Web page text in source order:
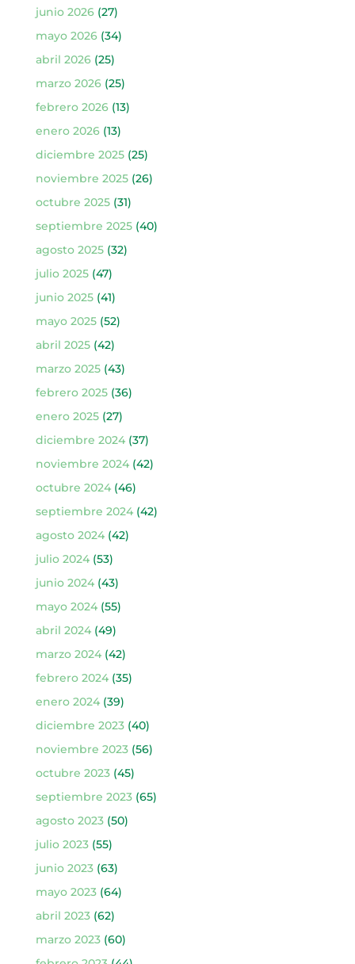
junio 2026(27)
mayo 2026(34)
abril 2026(25)
marzo 2026(25)
febrero 2026(13)
enero 2026(13)
diciembre 2025(25)
noviembre 2025(26)
octubre 2025(31)
septiembre 2025(40)
agosto 2025(32)
julio 2025(47)
junio 2025(41)
mayo 2025(52)
abril 2025(42)
marzo 2025(43)
febrero 2025(36)
enero 2025(27)
diciembre 2024(37)
noviembre 2024(42)
octubre 2024(46)
septiembre 2024(42)
agosto 2024(42)
julio 2024(53)
junio 2024(43)
mayo 2024(55)
abril 2024(49)
marzo 2024(42)
febrero 2024(35)
enero 2024(39)
diciembre 2023(40)
noviembre 2023(56)
octubre 2023(45)
septiembre 2023(65)
agosto 2023(50)
julio 2023(55)
junio 2023(63)
mayo 2023(64)
abril 2023(62)
marzo 2023(60)